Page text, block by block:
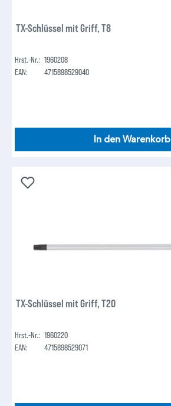
TX-Schlüssel mit Griff, T8
Hrst.-Nr.: 1960208
EAN:
4715898529040
In den Warenkorb
TX-Schlüssel mit Griff, T20
Hrst.-Nr.: 1960220
EAN:
4715898529071